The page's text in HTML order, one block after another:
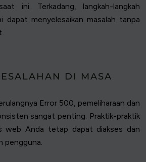
ini. Terkadang, langkah-langkah
dapat menyelesaikan masalah tanpa
DI MASA
Error 500, pemeliharaan dan
sangat penting. Praktik-praktik
web Anda tetap dapat diakses dan
pengguna.